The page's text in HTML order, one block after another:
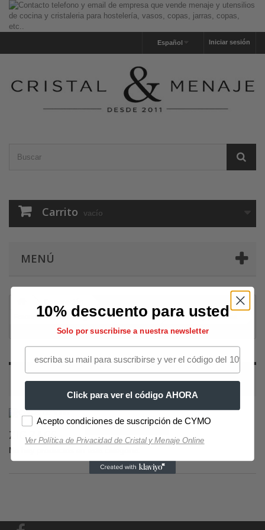
Iniciar sesión
Español
Carrito vacío
MENÚ
Fotomurales XXL de grandes dimensiones
Fondos y patrones
ZIG ZAGS
Selección Copas de Vino y Champagne
Selección Copas
ZIG ZAGS
No hay productos en esta categoría.
10% descuento para usted
Solo por suscribirse a nuestra newsletter
Click para ver el código AHORA
Acepto condiciones de suscripción de CYMO
Ver Política de Privacidad de Cristal y Menaje Online